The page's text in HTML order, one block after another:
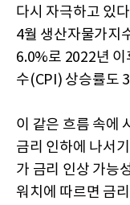
다시 자극하고 있
4월 생산자물가지
6.0%로 2022년 이
수(CPI) 상승률도
이 같은 흐름 속에
금리 인하에 나서
가 금리 인상 가능
워치에 따르면 금